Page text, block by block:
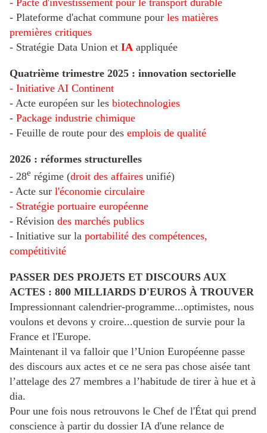
- Pacte d'investissement pour le transport durable
- Plateforme d'achat commune pour les matières
premières critiques
- Stratégie Data Union et IA appliquée
Quatrième trimestre 2025 : innovation sectorielle
- Initiative AI Continent
- Acte européen sur les biotechnologies
- Package industrie chimique
- Feuille de route pour des emplois de qualité
2026 : réformes structurelles
- 28e régime (droit des affaires unifié)
- Acte sur l'économie circulaire
- Stratégie portuaire européenne
- Révision des marchés publics
- Initiative sur la portabilité des compétences,
compétitivité
PASSER DES PROJETS ET DISCOURS AUX
ACTES : 800 MILLIARDS D'EUROS À TROUVER
Impressionnant calendrier-programme...optimistes, nous
voulons et devons y croire...question de survie pour la
France et l'Europe.
Maintenant il va falloir que l’Union Européenne passe
des discours aux actes et ce ne sera pas chose aisée tant
l’attelage des 27 membres a l’habitude de tirer à hue et à
dia.
Pour une fois nous retrouvons le Chef de l'État qui prend
conscience à partir du dossier IA d'une relance de